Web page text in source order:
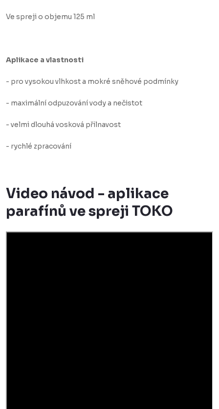
Ve spreji o objemu 125 ml
Aplikace a vlastnosti
- pro vysokou vlhkost a mokré sněhové podmínky
- maximální odpuzování vody a nečistot
- velmi dlouhá vosková přilnavost
- rychlé zpracování
Video návod - aplikace
parafínů ve spreji TOKO